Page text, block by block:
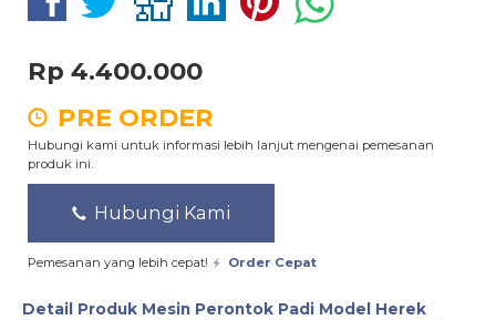
Rp 4.400.000
PRE ORDER
Hubungi kami untuk informasi lebih lanjut mengenai pemesanan
produk ini.
Hubungi Kami
Pemesanan yang lebih cepat! Order Cepat
Detail Produk Mesin Perontok Padi Model Herek